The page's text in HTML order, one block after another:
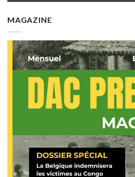
MAGAZINE